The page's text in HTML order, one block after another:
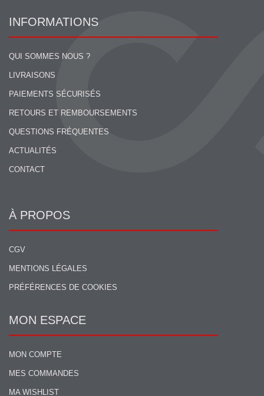
INFORMATIONS
QUI SOMMES NOUS ?
LIVRAISONS
PAIEMENTS SÉCURISÉS
RETOURS ET REMBOURSEMENTS
QUESTIONS FRÉQUENTES
ACTUALITÉS
CONTACT
À PROPOS
CGV
MENTIONS LÉGALES
PRÉFÉRENCES DE COOKIES
MON ESPACE
MON COMPTE
MES COMMANDES
MA WISHLIST